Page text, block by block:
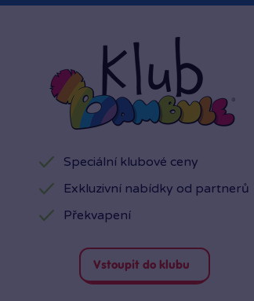
Speciální klubové ceny
Exkluzivní nabídky od partnerů
Překvapení
Vstoupit do klubu